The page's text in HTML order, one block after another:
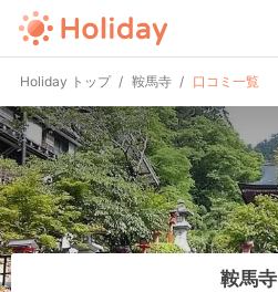
Holiday トップ 鞍馬寺 口コミ一覧
鞍馬寺